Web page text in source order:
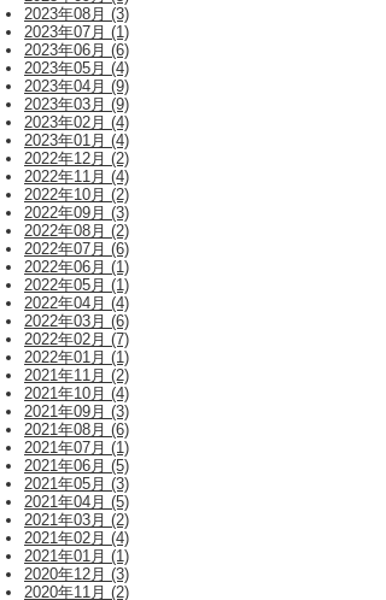
2023年08月 (3)
2023年07月 (1)
2023年06月 (6)
2023年05月 (4)
2023年04月 (9)
2023年03月 (9)
2023年02月 (4)
2023年01月 (4)
2022年12月 (2)
2022年11月 (4)
2022年10月 (2)
2022年09月 (3)
2022年08月 (2)
2022年07月 (6)
2022年06月 (1)
2022年05月 (1)
2022年04月 (4)
2022年03月 (6)
2022年02月 (7)
2022年01月 (1)
2021年11月 (2)
2021年10月 (4)
2021年09月 (3)
2021年08月 (6)
2021年07月 (1)
2021年06月 (5)
2021年05月 (3)
2021年04月 (5)
2021年03月 (2)
2021年02月 (4)
2021年01月 (1)
2020年12月 (3)
2020年11月 (2)